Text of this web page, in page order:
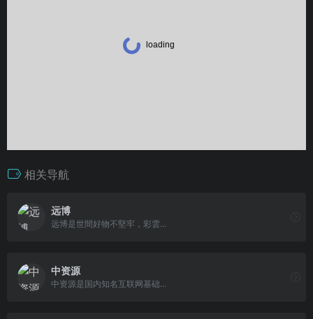
相关导航
远博
远博是世間好物不堅牢，彩雲...
中资源
中资源是国内知名互联网基础...